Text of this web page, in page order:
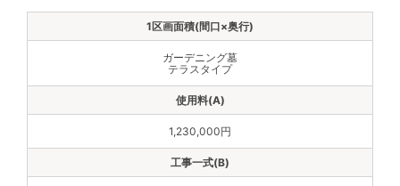
ガーデニング墓
テラスタイプ
1,230,000円